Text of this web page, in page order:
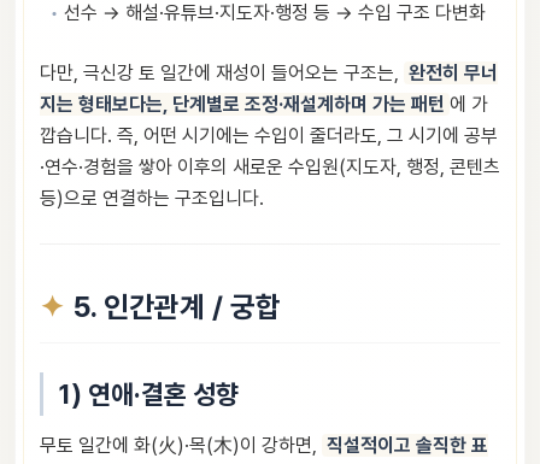
선수 → 해설·유튜브·지도자·행정 등 → 수입 구조 다변화
다만, 극신강 토 일간에 재성이 들어오는 구조는, 완전히 무너
지는 형태보다는, 단계별로 조정·재설계하며 가는 패턴 에 가
깝습니다. 즉, 어떤 시기에는 수입이 줄더라도, 그 시기에 공부
·연수·경험을 쌓아 이후의 새로운 수입원(지도자, 행정, 콘텐츠
등)으로 연결하는 구조입니다.
5. 인간관계 / 궁합
1) 연애·결혼 성향
무토 일간에 화(火)·목(木)이 강하면, 직설적이고 솔직한 표